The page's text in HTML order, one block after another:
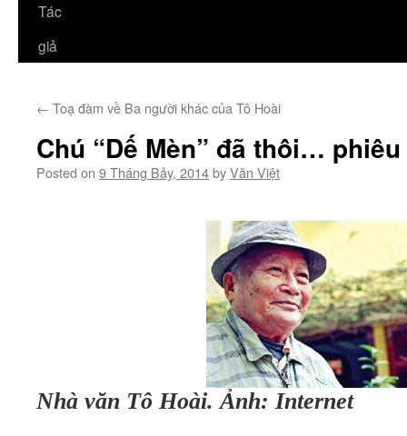
Tác
giả
← Toạ đàm về Ba người khác của Tô Hoài
Chú “Dế Mèn” đã thôi…
Posted on 9 Tháng Bảy, 2014byVăn Việt
Nhà văn Tô Hoài. Ảnh: Internet